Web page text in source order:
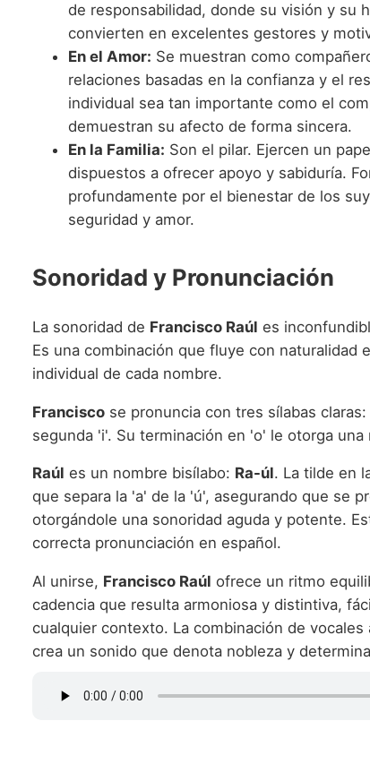
de responsabilidad, donde su visión y su
convierten en excelentes gestores y
En el Amor: Se muestran como
relaciones basadas en la confianza y el
individual sea tan importante como el
demuestran su afecto de forma sincera.
En la Familia: Son el pilar. Ejercen un
dispuestos a ofrecer apoyo y sabiduría.
profundamente por el bienestar de los
seguridad y amor.
Sonoridad y Pronunciación
La sonoridad de Francisco Raúl es
Es una combinación que fluye con naturalidad
individual de cada nombre.
Francisco se pronuncia con tres sílabas claras:
segunda 'i'. Su terminación en 'o' le otorga
Raúl es un nombre bisílabo: Ra-úl. La tilde en
que separa la 'a' de la 'ú', asegurando que se
otorgándole una sonoridad aguda y potente.
correcta pronunciación en español.
Al unirse, Francisco Raúl ofrece un ritmo
cadencia que resulta armoniosa y distintiva,
cualquier contexto. La combinación de
crea un sonido que denota nobleza y